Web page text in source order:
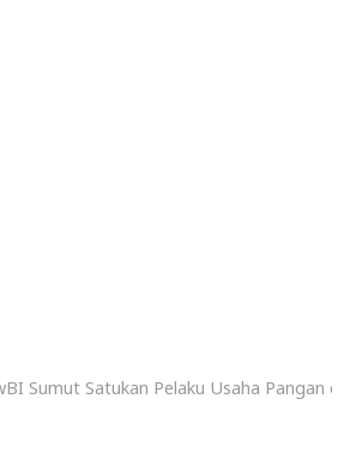
Sumut Satukan Pelaku Usaha Pangan